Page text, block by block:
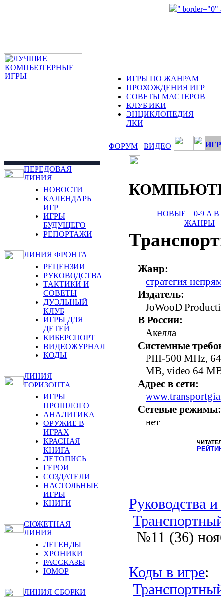
" border="0"
ИГРЫ ПО ЖАНРАМ
ПРОХОЖДЕНИЯ ИГР
СОВЕТЫ МАСТЕРОВ
КЛУБ ИКИ
ЭНЦИКЛОПЕДИЯ
ЛКИ
ФОРУМ ВИДЕО
ПЕРЕДОВАЯ
ЛИНИЯ
НОВОСТИ
КАЛЕНДАРЬ
ИГР
ИГРЫ
БУДУЩЕГО
РЕПОРТАЖИ
ЛИНИЯ ФРОНТА
РЕЦЕНЗИИ
РУКОВОДСТВА
ТАКТИКИ И
СОВЕТЫ
ДУЭЛЬНЫЙ
КЛУБ
ИГРЫ ДЛЯ
ДЕТЕЙ
КИБЕРСПОРТ
ВИДЕОЖУРНАЛ
КОДЫ
ЛИНИЯ
ГОРИЗОНТА
ИГРЫ
ПРОШЛОГО
АНАЛИТИКА
ОРУЖИЕ В
ИГРАХ
КРАСНАЯ
КНИГА
ЛЕТОПИСЬ
ГЕРОИ
СОЗДАТЕЛИ
НАСТОЛЬНЫЕ
ИГРЫ
КНИГИ
СЮЖЕТНАЯ
ЛИНИЯ
ЛЕГЕНДЫ
ХРОНИКИ
РАССКАЗЫ
ЮМОР
ЛИНИЯ СБОРКИ
НОВЫЕ 0-9 A B
ЖАНРЫ
Жанр:
стратегия
Издатель:
JoWooD
В России:
Акелла
Системные
PIII-500 MHz,
MB, video 64
Адрес в сети:
Сетевые режимы:
нет
Руководства
№11 (36)
Коды в игре: